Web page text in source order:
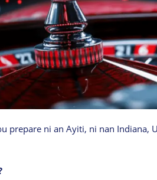
prepare ni an Ayiti, ni nan Indiana,